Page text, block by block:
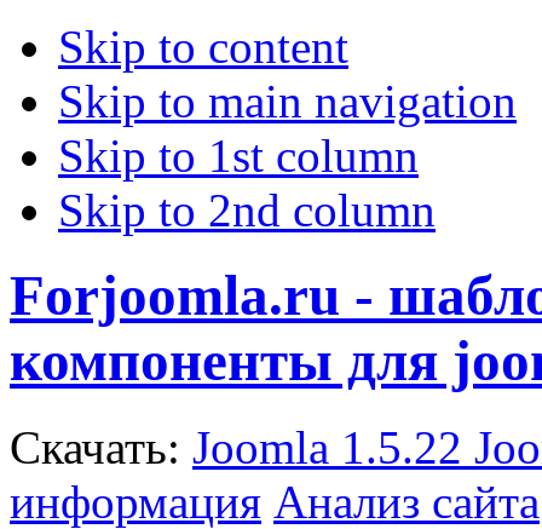
Skip to content
Skip to main navigation
Skip to 1st column
Skip to 2nd column
Forjoomla.ru -
компоненты для
Скачать: Joomla 1.5.22
информация Анализ сайта